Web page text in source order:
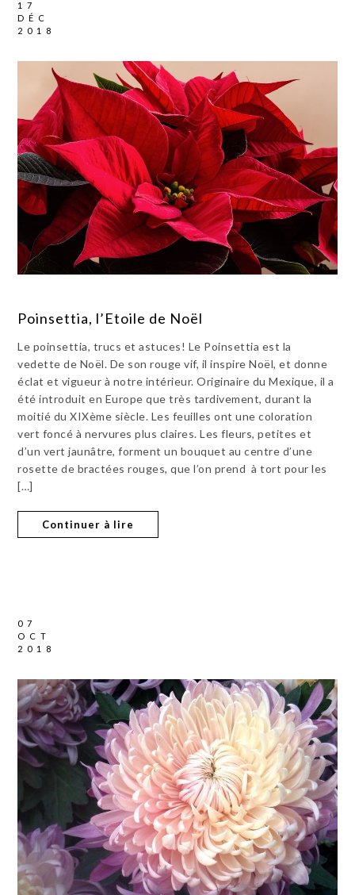
17
DÉC
2018
Poinsettia, l’Etoile de Noël
Le poinsettia, trucs et astuces! Le Poinsettia est la
vedette de Noël. De son rouge vif, il inspire Noël, et donne
éclat et vigueur à notre intérieur. Originaire du Mexique, il a
été introduit en Europe que très tardivement, durant la
moitié du XIXème siècle. Les feuilles ont une coloration
vert foncé à nervures plus claires. Les fleurs, petites et
d’un vert jaunâtre, forment un bouquet au centre d’une
rosette de bractées rouges, que l’on prend à tort pour les
[…]
Continuer à lire
07
OCT
2018